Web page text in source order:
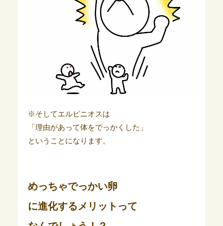
※そしてエルピニオスは
「理由があって体をでっかくした」
ということになります。
めっちゃでっかい卵
に進化するメリットって